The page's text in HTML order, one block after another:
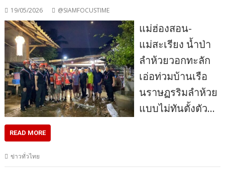
19/05/2026 @SIAMFOCUSTIME
แม่ฮ่องสอน-
แม่สะเรียง น้ำป่า
ลำห้วยวอกทะลัก
เอ่อท่วมบ้านเรือ
นราษฏรริมลำห้วย
แบบไม่ทันตั้งตัว…
READ MORE
ข่าวทั่วไทย